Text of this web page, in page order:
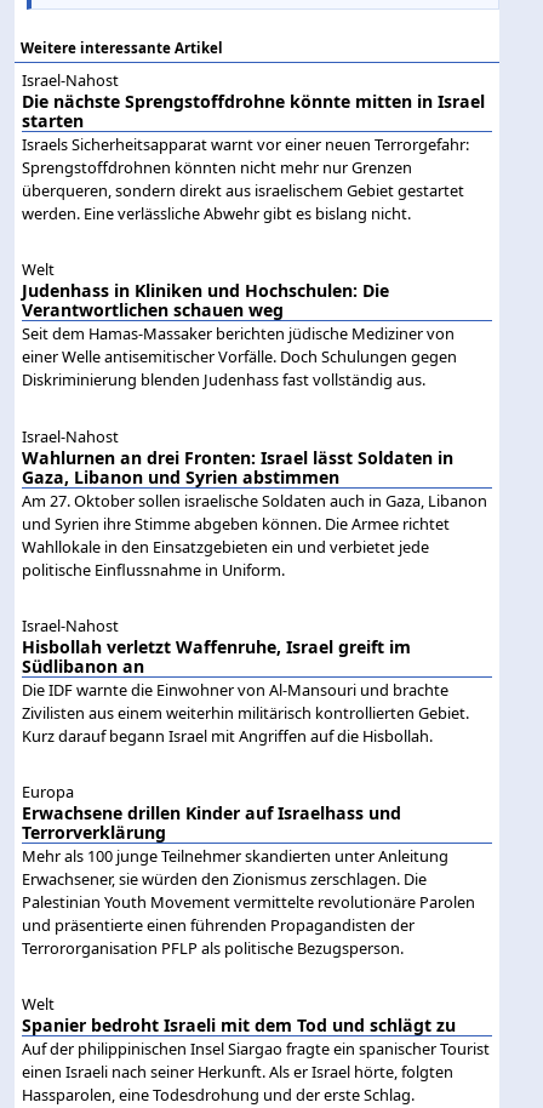
Weitere interessante Artikel
Israel-Nahost
Die nächste Sprengstoffdrohne könnte mitten in Israel
starten
Israels Sicherheitsapparat warnt vor einer neuen Terrorgefahr:
Sprengstoffdrohnen könnten nicht mehr nur Grenzen
überqueren, sondern direkt aus israelischem Gebiet gestartet
werden. Eine verlässliche Abwehr gibt es bislang nicht.
Welt
Judenhass in Kliniken und Hochschulen: Die
Verantwortlichen schauen weg
Seit dem Hamas-Massaker berichten jüdische Mediziner von
einer Welle antisemitischer Vorfälle. Doch Schulungen gegen
Diskriminierung blenden Judenhass fast vollständig aus.
Israel-Nahost
Wahlurnen an drei Fronten: Israel lässt Soldaten in
Gaza, Libanon und Syrien abstimmen
Am 27. Oktober sollen israelische Soldaten auch in Gaza, Libanon
und Syrien ihre Stimme abgeben können. Die Armee richtet
Wahllokale in den Einsatzgebieten ein und verbietet jede
politische Einflussnahme in Uniform.
Israel-Nahost
Hisbollah verletzt Waffenruhe, Israel greift im
Südlibanon an
Die IDF warnte die Einwohner von Al-Mansouri und brachte
Zivilisten aus einem weiterhin militärisch kontrollierten Gebiet.
Kurz darauf begann Israel mit Angriffen auf die Hisbollah.
Europa
Erwachsene drillen Kinder auf Israelhass und
Terrorverklärung
Mehr als 100 junge Teilnehmer skandierten unter Anleitung
Erwachsener, sie würden den Zionismus zerschlagen. Die
Palestinian Youth Movement vermittelte revolutionäre Parolen
und präsentierte einen führenden Propagandisten der
Terrororganisation PFLP als politische Bezugsperson.
Welt
Spanier bedroht Israeli mit dem Tod und schlägt zu
Auf der philippinischen Insel Siargao fragte ein spanischer Tourist
einen Israeli nach seiner Herkunft. Als er Israel hörte, folgten
Hassparolen, eine Todesdrohung und der erste Schlag.